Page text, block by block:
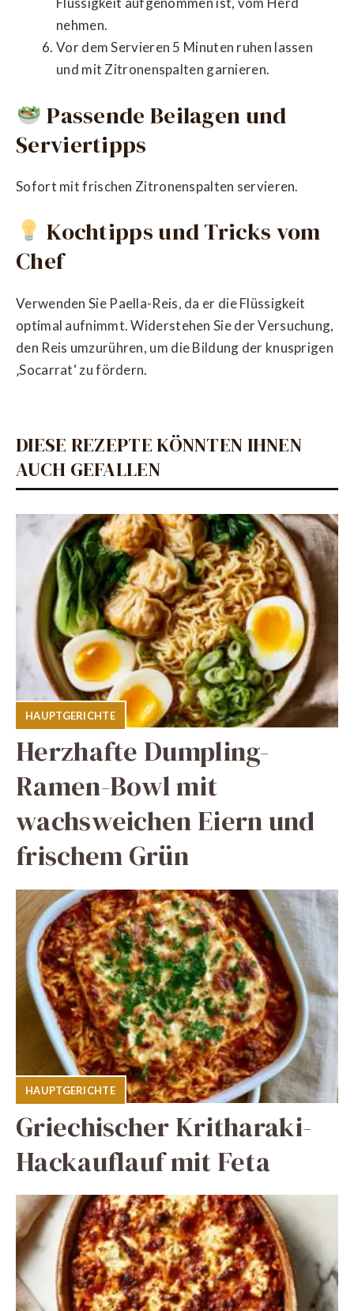
nehmen.
Vor dem Servieren 5 Minuten ruhen lassen
und mit Zitronenspalten garnieren.
Passende Beilagen und
Serviertipps
Sofort mit frischen Zitronenspalten servieren.
Kochtipps und Tricks vom
Chef
Verwenden Sie Paella-Reis, da er die Flüssigkeit
optimal aufnimmt. Widerstehen Sie der Versuchung,
den Reis umzurühren, um die Bildung der knusprigen
‚Socarrat‘ zu fördern.
DIESE REZEPTE KÖNNTEN IHNEN
AUCH GEFALLEN
HAUPTGERICHTE
Herzhafte Dumpling-
Ramen-Bowl mit
wachsweichen Eiern und
frischem Grün
HAUPTGERICHTE
Griechischer Kritharaki-
Hackauflauf mit Feta